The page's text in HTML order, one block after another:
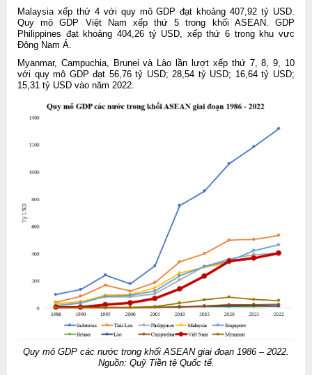
Malaysia xếp thứ 4 với quy mô GDP đạt khoảng 407,92 tỷ USD.
Quy mô GDP Việt Nam xếp thứ 5 trong khối ASEAN. GDP
Philippines đạt khoảng 404,26 tỷ USD, xếp thứ 6 trong khu vực
Đông Nam Á.
Myanmar, Campuchia, Brunei và Lào lần lượt xếp thứ 7, 8, 9, 10
với quy mô GDP đạt 56,76 tỷ USD; 28,54 tỷ USD; 16,64 tỷ USD;
15,31 tỷ USD vào năm 2022.
Quy mô GDP các nước trong khối ASEAN giai đoạn 1986 – 2022.
Nguồn: Quỹ Tiền tệ Quốc tế.